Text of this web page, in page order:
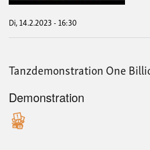
Di, 14.2.2023 - 16:30
Tanzdemonstration One
Demonstration